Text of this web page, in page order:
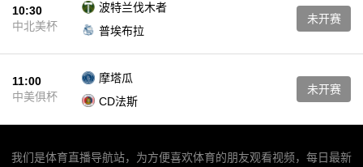
10:30
中北美杯
波特兰伐木者
普埃布拉
未开赛
11:00
中美俱杯
摩塔瓜
CD法斯
未开赛
我们是体育直播导航站，为方便喜欢体育的朋友观看视频，每日最新